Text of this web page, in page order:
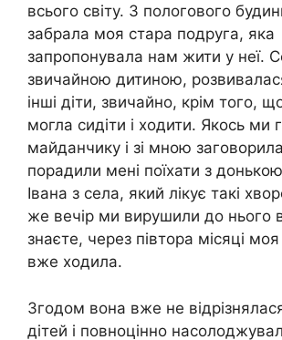
всього світу. З пологового
забрала моя стара подруга, яка
запропонувала нам жити у неї.
звичайною дитиною,
інші діти, звичайно, крім того,
могла сидіти і ходити. Якось ми
майданчику і зі мною
порадили мені поїхати з
Івана з села, який лікує такі
же вечір ми вирушили до нього
знаєте, через півтора місяці
вже ходила.
Згодом вона вже не
дітей і повноцінно